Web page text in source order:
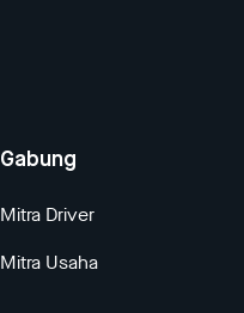
Gabung
Mitra Driver
Mitra Usaha